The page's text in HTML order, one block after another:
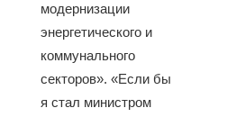
модернизации
энергетического и
коммунального
секторов». «Если бы
я стал министром